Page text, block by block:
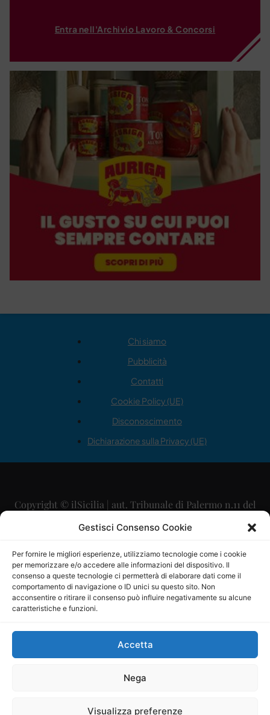
Gestisci Consenso Cookie
Per fornire le migliori esperienze, utilizziamo tecnologie come i cookie
per memorizzare e/o accedere alle informazioni del dispositivo. Il
consenso a queste tecnologie ci permetterà di elaborare dati come il
comportamento di navigazione o ID unici su questo sito. Non
acconsentire o ritirare il consenso può influire negativamente su alcune
caratteristiche e funzioni.
Accetta
Nega
Visualizza preferenze
Entra nell'Archivio Lavoro & Concorsi
Chi siamo
Pubblicità
Contatti
Cookie Policy (UE)
Disconoscimento
Dichiarazione sulla Privacy (UE)
Copyright © ilSicilia | aut. Tribunale di Palermo n.11 del
29/09/2015
Direttore Editoriale: Maurizio Scaglione
Direttore Responsabile: Maria Calabrese
P.IVA: 06334930820
Mercurio Comunicazione Società Cooperativa a r.l. è
iscritta al Registro degli Operatori di Comunicazione al